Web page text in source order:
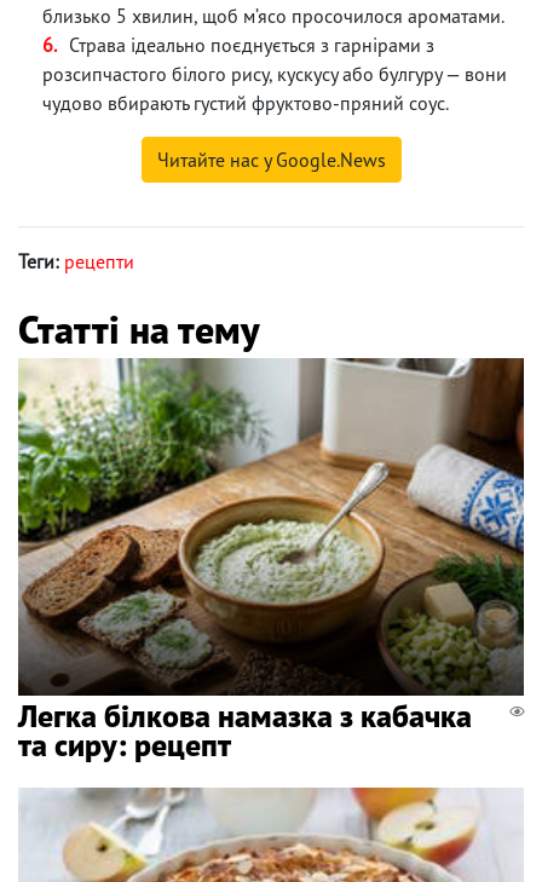
близько 5 хвилин, щоб м’ясо просочилося ароматами.
Страва ідеально поєднується з гарнірами з
розсипчастого білого рису, кускусу або булгуру — вони
чудово вбирають густий фруктово-пряний соус.
Читайте нас у Google.News
Теги: рецепти
Статті на тему
Легка білкова намазка з кабачка
та сиру: рецепт